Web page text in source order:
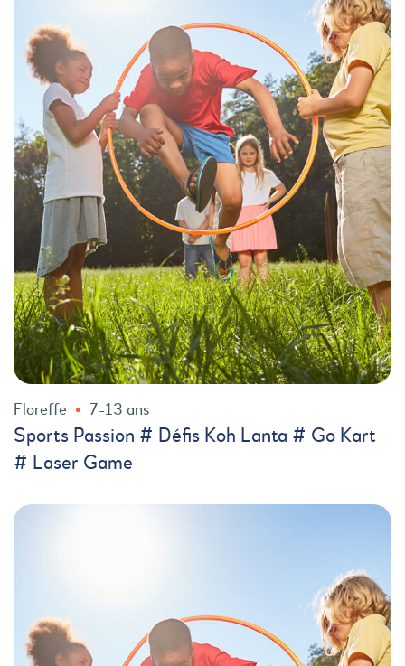
Floreffe 7-13 ans
Sports Passion # Défis Koh Lanta # Go Kart
# Laser Game